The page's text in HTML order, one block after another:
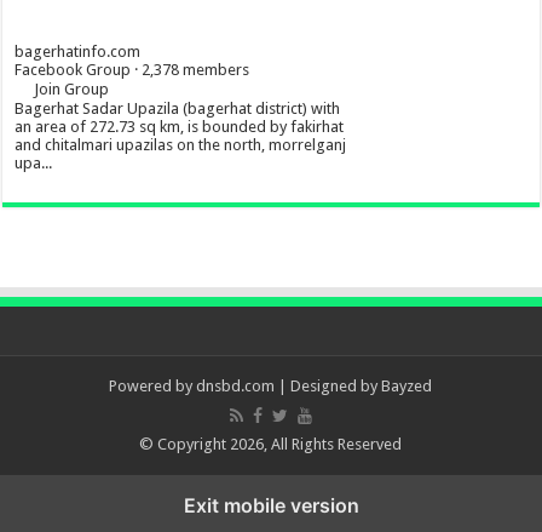
bagerhatinfo.com
Facebook Group · 2,378 members
Join Group
Bagerhat Sadar Upazila (bagerhat district) with
an area of 272.73 sq km, is bounded by fakirhat
and chitalmari upazilas on the north, morrelganj
upa...
Powered by dnsbd.com | Designed byBayzed
© Copyright 2026, All Rights Reserved
Exit mobile version